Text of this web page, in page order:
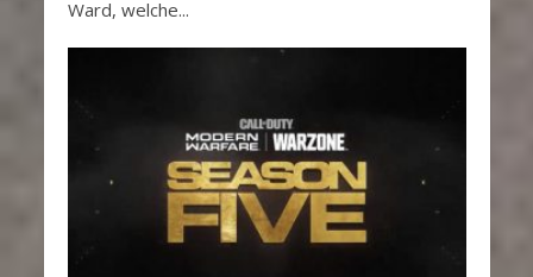
Ward, welche...